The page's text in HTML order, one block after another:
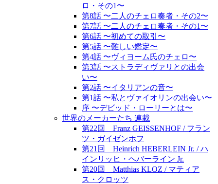
ロ・その1〜
第8話 〜二人のチェロ奏者・その2〜
第7話 〜二人のチェロ奏者・その1〜
第6話 〜初めての取引〜
第5話 〜難しい鑑定〜
第4話 〜ヴィヨーム氏のチェロ〜
第3話 〜ストラディヴァリとの出会
い〜
第2話 〜イタリアンの音〜
第1話 〜私とヴァイオリンの出会い〜
序 〜デビッド・ローリーとは〜
世界のメーカーたち 連載
第22回 Franz GEISSENHOF / フラン
ツ・ガイゼンホフ
第21回 Heinrich HEBERLEIN Jr. / ハ
インリッヒ・ヘバーライン Jr.
第20回 Matthias KLOZ / マティア
ス・クロッツ